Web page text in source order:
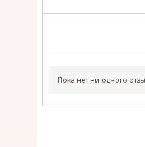
Пока нет ни одного